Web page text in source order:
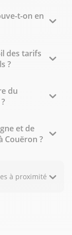
t-on en
des tarifs
?
du
et de
Couëron ?
à proximité